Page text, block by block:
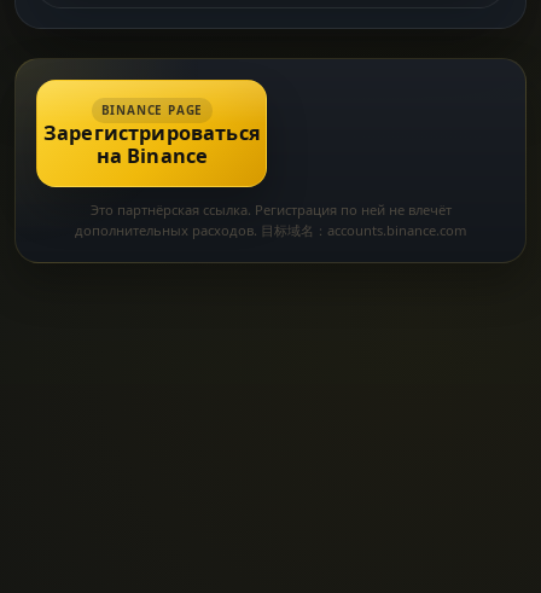
BINANCE PAGE
Зарегистрироваться
на Binance
Это партнёрская ссылка. Регистрация по ней не влечёт
дополнительных расходов. 目标域名：accounts.binance.com